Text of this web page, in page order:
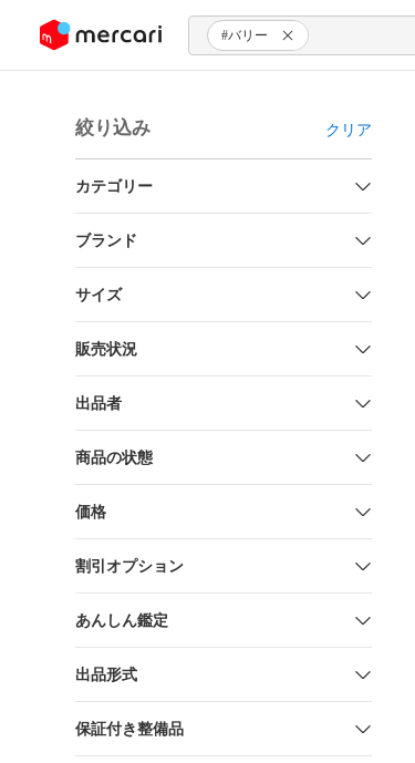
ツにスキップ #バリー
絞り込み クリア
カテゴリー
ブランド
サイズ
販売状況
出品者
商品の状態
価格
割引オプション
あんしん鑑定
出品形式
保証付き整備品